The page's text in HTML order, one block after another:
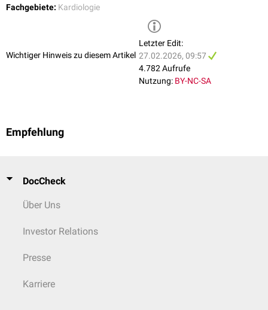
Fachgebiete: Kardiologie
Wichtiger Hinweis zu diesem Artikel
Letzter Edit:
27.02.2026, 09:57
4.782 Aufrufe
Nutzung: BY-NC-SA
Empfehlung
DocCheck
Über Uns
Investor Relations
Presse
Karriere